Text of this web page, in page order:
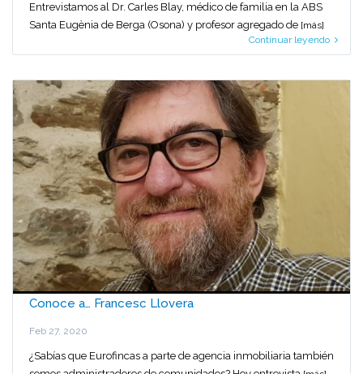
Entrevistamos al Dr. Carles Blay, médico de familia en la ABS
Santa Eugènia de Berga (Osona) y profesor agregado de [más]
Continuar leyendo
Conoce a… Francesc Llovera
Feb 27, 2020
¿Sabías que Eurofincas a parte de agencia inmobiliaria también